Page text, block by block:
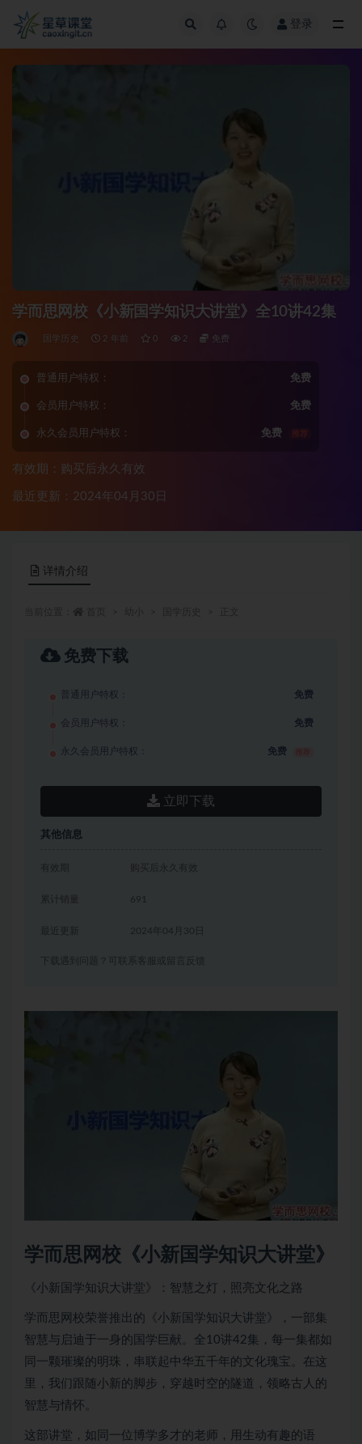
登录
学而思网校《小新国学知识大讲堂》全10讲42集
国学历史 2 年前 0 2 免费
普通用户特权： 免费
会员用户特权： 免费
永久会员用户特权： 免费 推荐
有效期：购买后永久有效
最近更新：2024年04月30日
详情介绍
免费下载
普通用户特权： 免费
会员用户特权： 免费
永久会员用户特权： 免费
立即下载
其他信息
有效期 购买后永久有效
累计销量 691
2024年04月30日
下载遇到问题？可联系客服或留言反馈
学而思网校《小新国学知识大讲堂》
《小新国学知识大讲堂》：智慧之灯，照亮文化之路
学而思网校荣誉推出的《小新国学知识大讲堂》，一部集
智慧与启迪于一身的国学巨献。全10讲42集，每一集都如
同一颗璀璨的明珠，串联起中华五千年的文化瑰宝。在这
里，我们跟随小新的脚步，穿越时空的隧道，领略古人的
智慧与情怀。
这部讲堂，如同一位博学多才的老师，用生动有趣的语